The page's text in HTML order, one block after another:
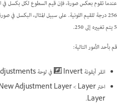
عندما تقوم بعكس صورة، فإن قيم السطوع لكل بكسل في
5 يتم تغييره إلى 250.
قم بأحد الأمور التالية:
انقر أيقونة Invert
في لوحة Adjustments.
Layer.